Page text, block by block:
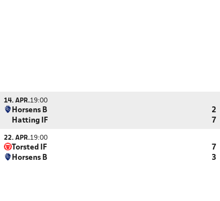
14. APR.19:00
Horsens B
2
Hatting IF
7
22. APR.19:00
Torsted IF
7
Horsens B
3